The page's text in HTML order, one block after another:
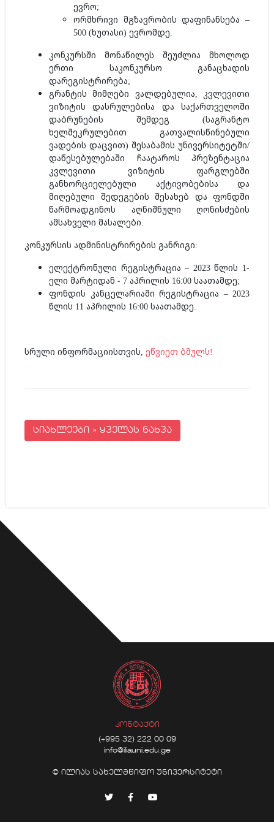
ევრო;
ორმხრივი მგზავრობის დაფინანსება –
500 (ხუთასი) ევრომდე.
კონკურსში მონაწილეს შეუძლია მხოლოდ
ერთი საკონკურსო განაცხადის
დარეგისტრირება;
გრანტის მიმღები ვალდებულია, კვლევითი
ვიზიტის დასრულებისა და საქართველოში
დაბრუნების შემდეგ (საგრანტო
ხელშეკრულებით გათვალისწინებული
ვადების დაცვით) შესაბამის უნივერსიტეტში/
დაწესებულებაში ჩაატაროს პრეზენტაცია
კვლევითი ვიზიტის ფარგლებში
განხორციელებული აქტივობებისა და
მიღებული შედეგების შესახებ და ფონდში
წარმოადგინოს აღნიშნული ღონისძების
ამსახველი მასალები.
კონკურსის ადმინისტრირების განრიგი:
ელექტრონული რეგისტრაცია – 2023 წლის 1-
ელი მარტიდან - 7 აპრილის 16:00 საათამდე;
ფონდის კანცელარიაში რეგისტრაცია – 2023
წლის 11 აპრილის 16:00 საათამდე.
სრული ინფორმაციისთვის, ეწვიეთ ბმულს!
სიახლეები » ყველას ნახვა
ᲙᲝᲜᲢᲐᲥᲢᲘ
(+995 32) 222 00 09
info@iliauni.edu.ge
© ილიას სახელმწიფო უნივერსიტეტი